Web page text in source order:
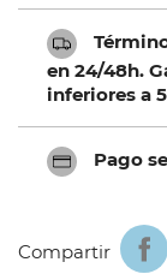
en 24/48h.
inferiores a
Pago
Compartir